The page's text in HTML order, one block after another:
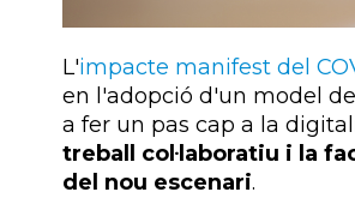
L'impacte manifest del
en l'adopció d'un model
a fer un pas cap a la
treball col·laboratiu i la
del nou escenari.